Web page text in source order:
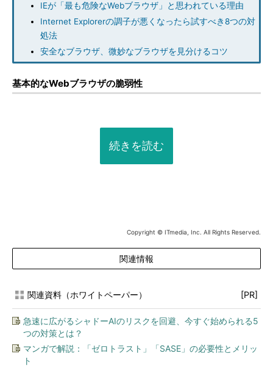
IEが「最も危険なWebブラウザ」と思われている理由
Internet Explorerの調子が悪くなったら試すべき8つの対
処法
安全なブラウザ、微妙なブラウザを見分けるコツ
基本的なWebブラウザの脆弱性
続きを読む
Copyright © ITmedia, Inc. All Rights Reserved.
関連情報
関連資料（ホワイトペーパー） [PR]
急速に広がるシャドーAIのリスクを回避、今すぐ始められる5
つの対策とは？
マンガで解説：「ゼロトラスト」「SASE」の必要性とメリッ
ト